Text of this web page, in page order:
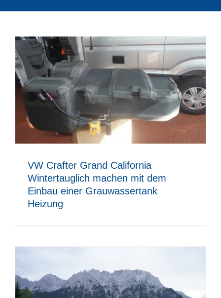
VW Crafter Grand California
Wintertauglich machen mit dem
Einbau einer Grauwassertank
Heizung